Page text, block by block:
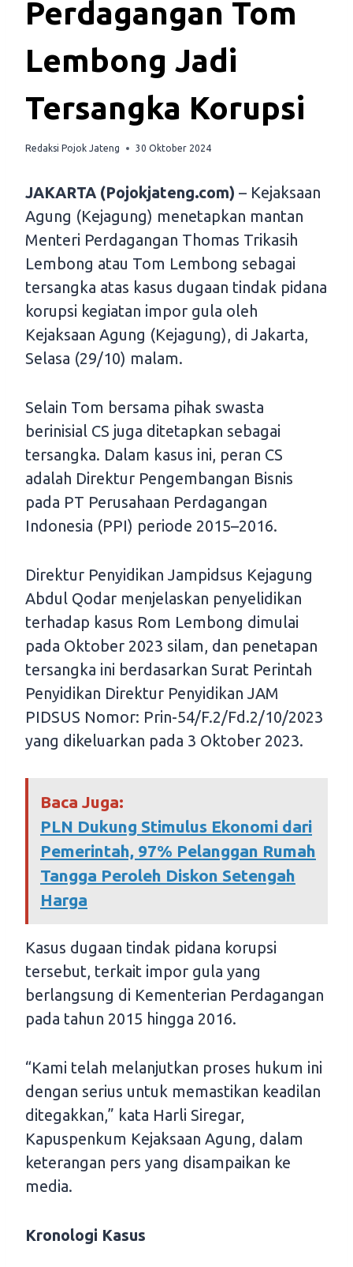
Perdagangan Tom
Lembong Jadi
Tersangka Korupsi
Redaksi Pojok Jateng 30 Oktober 2024
JAKARTA (Pojokjateng.com) – Kejaksaan
Agung (Kejagung) menetapkan mantan
Menteri Perdagangan Thomas Trikasih
Lembong atau Tom Lembong sebagai
tersangka atas kasus dugaan tindak pidana
korupsi kegiatan impor gula oleh
Kejaksaan Agung (Kejagung), di Jakarta,
Selasa (29/10) malam.
Selain Tom bersama pihak swasta
berinisial CS juga ditetapkan sebagai
tersangka. Dalam kasus ini, peran CS
adalah Direktur Pengembangan Bisnis
pada PT Perusahaan Perdagangan
Indonesia (PPI) periode 2015–2016.
Direktur Penyidikan Jampidsus Kejagung
Abdul Qodar menjelaskan penyelidikan
terhadap kasus Rom Lembong dimulai
pada Oktober 2023 silam, dan penetapan
tersangka ini berdasarkan Surat Perintah
Penyidikan Direktur Penyidikan JAM
PIDSUS Nomor: Prin-54/F.2/Fd.2/10/2023
yang dikeluarkan pada 3 Oktober 2023.
Baca Juga:
PLN Dukung Stimulus Ekonomi dari
Pemerintah, 97% Pelanggan Rumah
Tangga Peroleh Diskon Setengah
Harga
Kasus dugaan tindak pidana korupsi
tersebut, terkait impor gula yang
berlangsung di Kementerian Perdagangan
pada tahun 2015 hingga 2016.
“Kami telah melanjutkan proses hukum ini
dengan serius untuk memastikan keadilan
ditegakkan,” kata Harli Siregar,
Kapuspenkum Kejaksaan Agung, dalam
keterangan pers yang disampaikan ke
media.
Kronologi Kasus